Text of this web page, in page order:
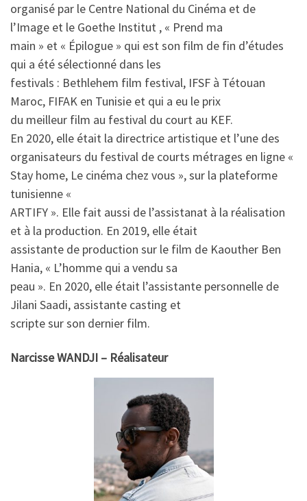
organisé par le Centre National du Cinéma et de
l’Image et le Goethe Institut , « Prend ma
main » et « Épilogue » qui est son film de fin d’études
qui a été sélectionné dans les
festivals : Bethlehem film festival, IFSF à Tétouan
Maroc, FIFAK en Tunisie et qui a eu le prix
du meilleur film au festival du court au KEF.
En 2020, elle était la directrice artistique et l’une des
organisateurs du festival de courts métrages en ligne «
Stay home, Le cinéma chez vous », sur la plateforme
tunisienne «
ARTIFY ». Elle fait aussi de l’assistanat à la réalisation
et à la production. En 2019, elle était
assistante de production sur le film de Kaouther Ben
Hania, « L’homme qui a vendu sa
peau ». En 2020, elle était l’assistante personnelle de
Jilani Saadi, assistante casting et
scripte sur son dernier film.
Narcisse WANDJI – Réalisateur